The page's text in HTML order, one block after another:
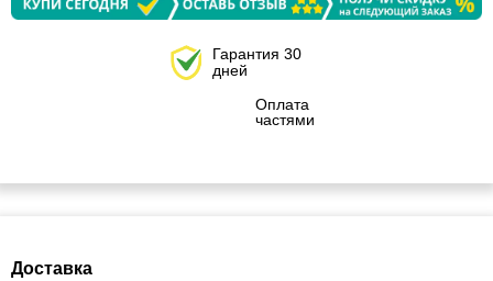
Гарантия 30
дней
Оплата
частями
Доставка